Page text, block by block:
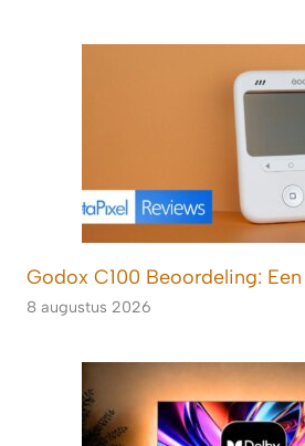
Godox C100 Beoordeling:
8 augustus 2026